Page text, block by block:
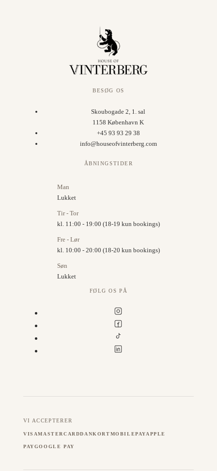
BESØG OS
Skoubogade 2, 1. sal
1158 København K
+45 93 93 29 38
info@houseofvinterberg.com
ÅBNINGSTIDER
Man
Lukket
Tir - Tor
kl. 11:00 - 19:00 (18-19 kun bookings)
Fre - Lør
kl. 10:00 - 20:00 (18-20 kun bookings)
Søn
Lukket
FØLG OS PÅ
VI ACCEPTERER
VISAMASTERCARDDANKORTMOBILEPAYAPPLE
PAYGOOGLE PAY